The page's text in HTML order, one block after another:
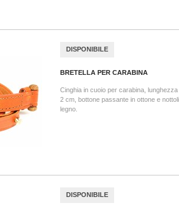
DISPONIBILE
BRETELLA PER CARABINA
Cinghia in cuoio per carabina,
2 cm, bottone passante in ottone e
legno.
DISPONIBILE